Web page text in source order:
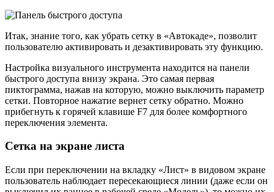
Итак, знание того, как убрать сетку в «Автокаде», позволит
пользователю активировать и дезактивировать эту функцию.
Настройка визуального инструмента находится на панели
быстрого доступа внизу экрана. Это самая первая
пиктограмма, нажав на которую, можно выключить параметр
сетки. Повторное нажатие вернет сетку обратно. Можно
прибегнуть к горячей клавише F7 для более комфортного
переключения элемента.
Сетка на экране листа
Если при переключении на вкладку «Лист» в видовом экране
пользователь наблюдает пересекающиеся линии (даже если он